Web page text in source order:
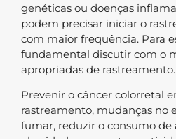
genéticas ou doenças
podem precisar iniciar o
com maior frequência. Para
fundamental discutir com o
apropriadas de rastreamento.
Prevenir o câncer colorretal
rastreamento, mudanças no
fumar, reduzir o consumo de